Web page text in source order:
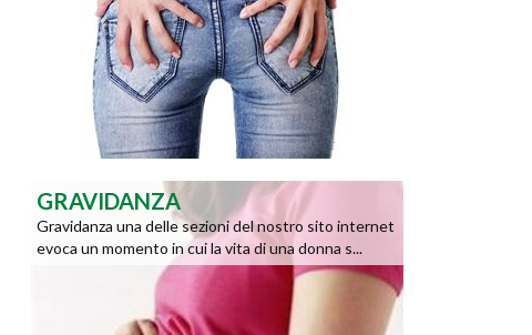
GRAVIDANZA
Gravidanza una delle sezioni del nostro sito internet
evoca un momento in cui la vita di una donna s...